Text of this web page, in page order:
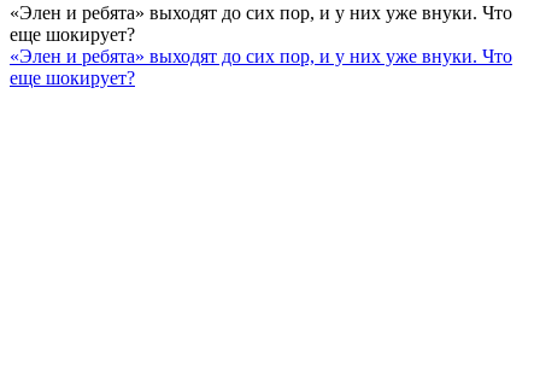
«Элен и ребята» выходят до сих пор, и у них уже внуки. Что
еще шокирует?
«Элен и ребята» выходят до сих пор, и у них уже внуки. Что
еще шокирует?